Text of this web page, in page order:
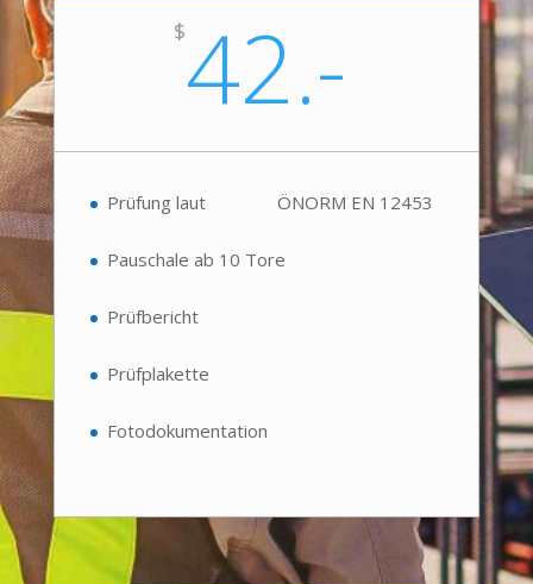
$42.-
Prüfung laut ÖNORM EN 12453
Pauschale ab 10 Tore
Prüfbericht
Prüfplakette
Fotodokumentation